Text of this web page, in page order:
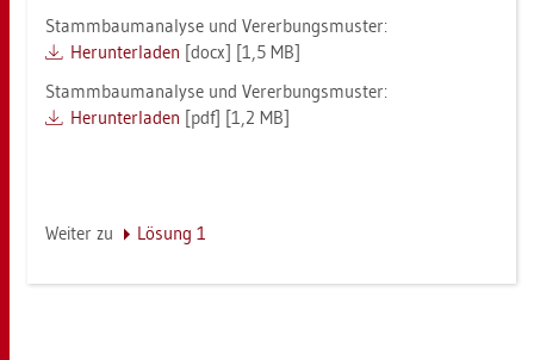
Stamm­baum­ana­ly­se und Ver­er­bungs­mus­ter:
Her­un­ter­la­den [docx] [1,5 MB]
Stamm­baum­ana­ly­se und Ver­er­bungs­mus­ter:
Her­un­ter­la­den [pdf] [1,2 MB]
Wei­ter zu Lö­sung 1